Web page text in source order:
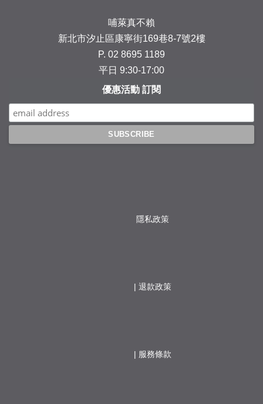
哺萊真不賴
新北市汐止區康寧街169巷8-7號2樓
P. 02 8695 1189
平日 9:30-17:00
優惠活動 訂閱
隱私政策
退款政策
服務條款